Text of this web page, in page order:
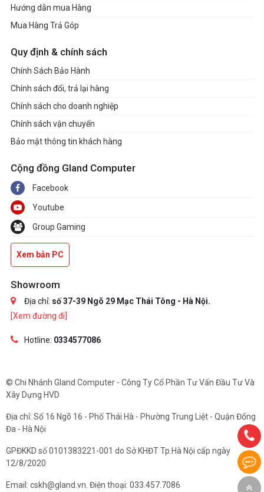
Hướng dẫn mua Hàng
Mua Hàng Trả Góp
Quy định & chính sách
Chính Sách Bảo Hành
Chính sách đổi, trả lại hàng
Chính sách cho doanh nghiệp
Chính sách vận chuyển
Bảo mật thông tin khách hàng
Cộng đồng Gland Computer
Facebook
Youtube
Group Gaming
Xem bản PC
Showroom
Địa chỉ: số 37-39 Ngõ 29 Mạc Thái Tông - Hà Nội.
[Xem đường đi]
Hotline: 0334577086
© Chi Nhánh Gland Computer - Công Ty Cổ Phần Tư Vấn Đầu Tư Và
Xây Dựng HVD
Địa chỉ: Số 16 Ngõ 16 - Phố Thái Hà - Phường Trung Liệt - Quận Đống
Đa - Hà Nội
GPĐKKD số 0101383221-001 do Sở KHĐT Tp.Hà Nội cấp ngày
12/8/2020
Email: cskh@gland.vn. Điện thoại: 033.457.7086